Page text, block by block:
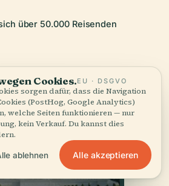
über 50.000 Reisenden
Cookies.EU · DSGVO
sorgen dafür, dass die Navigation
(PostHog, Google Analytics)
welche Seiten funktionieren — nur
kein Verkauf. Du kannst dies
ablehnen Alle akzeptieren